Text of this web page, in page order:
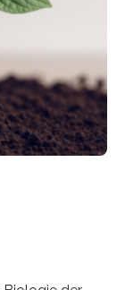
in Bernstein